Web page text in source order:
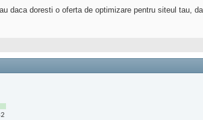
daca doresti o oferta de optimizare pentru siteul tau,